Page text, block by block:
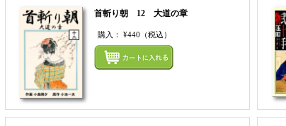
まとめてカートにいれる
首斬り朝 12 大道の章
購入： ¥440 （税込）
まと